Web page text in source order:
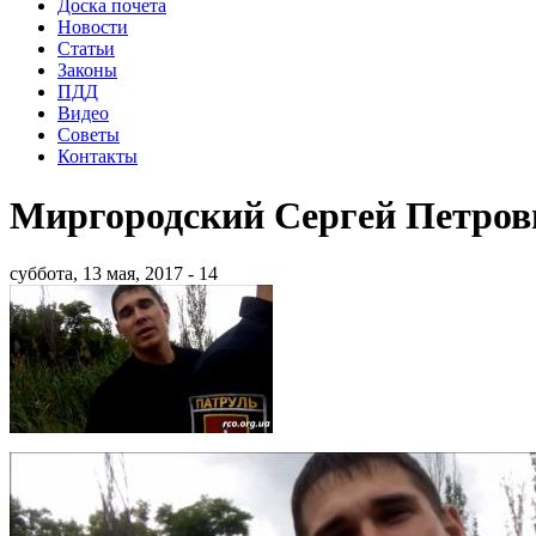
Доска почета
Новости
Статьи
Законы
ПДД
Видео
Советы
Контакты
Миргородский Сергей
суббота, 13 мая, 2017 - 14